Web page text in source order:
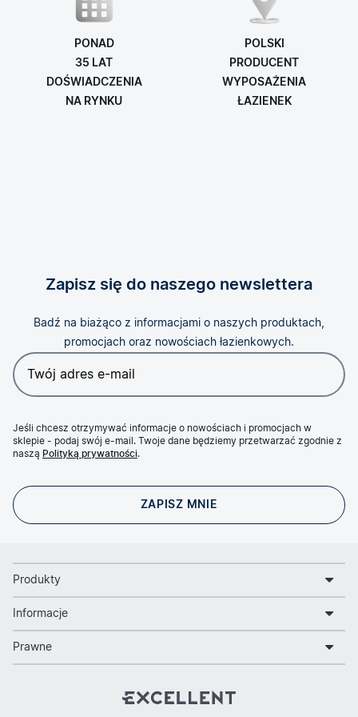
PONAD
35 LAT
DOŚWIADCZENIA
NA RYNKU
POLSKI
PRODUCENT
WYPOSAŻENIA
ŁAZIENEK
Zapisz się do naszego newslettera
Badź na biażąco z informacjami o naszych produktach,
promocjach oraz nowościach łazienkowych.
Jeśli chcesz otrzymywać informacje o nowościach i promocjach w
sklepie - podaj swój e-mail. Twoje dane będziemy przetwarzać zgodnie z
naszą Polityką prywatności.
Produkty
Informacje
Prawne